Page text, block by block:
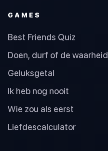
GAMES
Best Friends Quiz
Doen, durf of de waarheid
Geluksgetal
Ik heb nog nooit
Wie zou als eerst
Liefdescalculator